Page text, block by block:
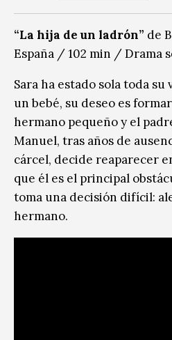
“La hija de un ladrón” de
España / 102 min / Drama
Sara ha estado sola toda su
un bebé, su deseo es
hermano pequeño y el
Manuel, tras años de
cárcel, decide reaparecer
que él es el principal
toma una decisión difícil:
hermano.